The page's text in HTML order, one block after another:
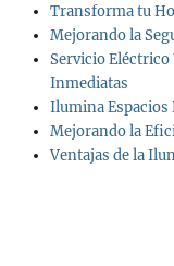
Transforma tu
Mejorando la
Servicio
Inmediatas
Ilumina Espacios
Mejorando la
Ventajas de la